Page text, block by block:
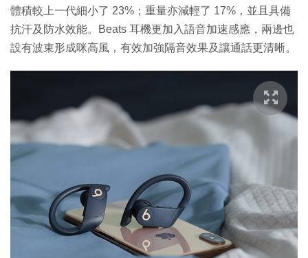
體積較上一代細小了 23%；重量亦減輕了 17%，並且具備
抗汗及防水效能。Beats 耳機更加入語音加速感應，兩邊也
設有波束形成咪高風，有效加強隔音效果及讓通話更清晰。